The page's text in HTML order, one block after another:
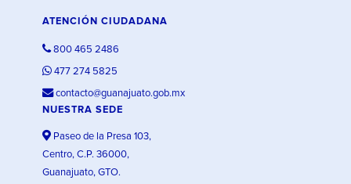
ATENCIÓN CIUDADANA
800 465 2486
477 274 5825
contacto@guanajuato.gob.mx
NUESTRA SEDE
Paseo de la Presa 103,
Centro, C.P. 36000,
Guanajuato, GTO.